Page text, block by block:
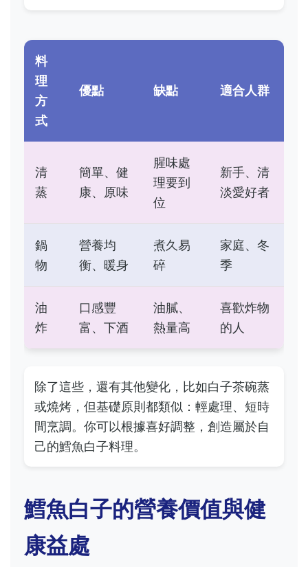
料
理
方
式
優點 缺點 適合人群
清
蒸
簡單、健
康、原味
腥味處
理要到
位
新手、清
淡愛好者
鍋
物
營養均
衡、暖身
煮久易
碎
家庭、冬
季
油
炸
口感豐
富、下酒
油膩、
熱量高
喜歡炸物
的人
除了這些，還有其他變化，比如白子茶碗蒸
或燒烤，但基礎原則都類似：輕處理、短時
間烹調。你可以根據喜好調整，創造屬於自
己的鱈魚白子料理。
鱈魚白子的營養價值與健
康益處